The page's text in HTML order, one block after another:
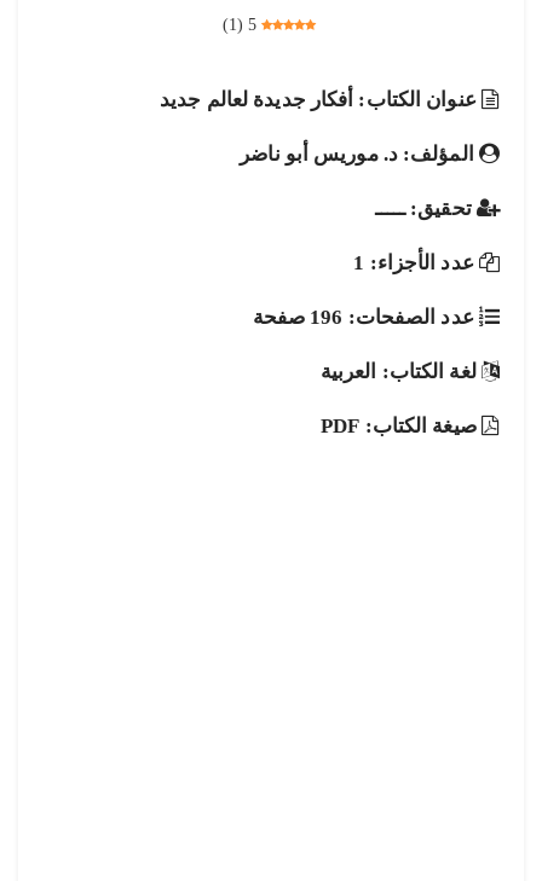
5
(
1
)
عنوان الكتاب: أفكار جديدة لعالم جديد
المؤلف: د. موريس أبو ناضر
تحقيق: ـــــ
عدد الأجزاء: 1
عدد الصفحات: 196 صفحة
لغة الكتاب: العربية
صيغة الكتاب: PDF